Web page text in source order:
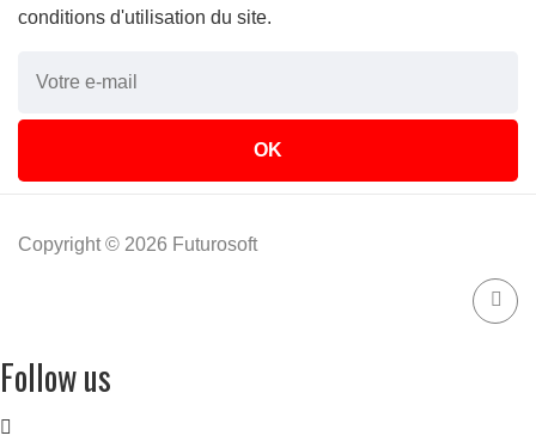
conditions d'utilisation du site.
Copyright © 2026 Futurosoft
Follow us